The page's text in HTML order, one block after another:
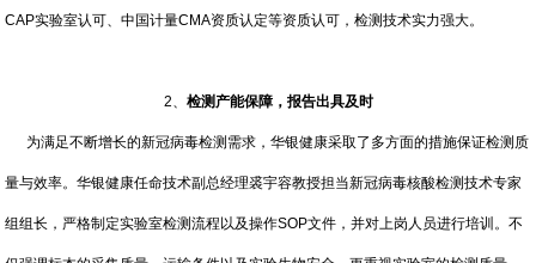
CAP实验室认可、中国计量CMA资质认定等资质认可，检测技术实力强大。
2、 检测产能保障，报告出具及时
为满足不断增长的新冠病毒检测需求，华银健康采取了多方面的措施保证检测质
量与效率。华银健康任命技术副总经理裘宇容教授担当新冠病毒核酸检测技术专家
组组长，严格制定实验室检测流程以及操作SOP文件，并对上岗人员进行培训。不